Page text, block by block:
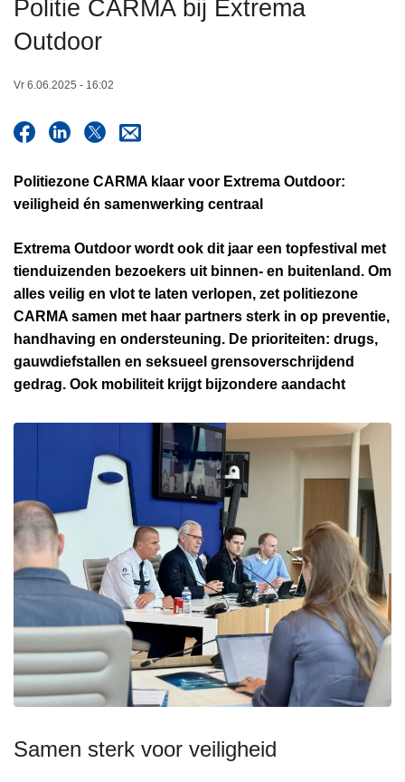
Politie CARMA bij Extrema
Outdoor
Vr 6.06.2025 - 16:02
Politiezone CARMA klaar voor Extrema Outdoor:
veiligheid én samenwerking centraal
Extrema Outdoor wordt ook dit jaar een topfestival met
tienduizenden bezoekers uit binnen- en buitenland. Om
alles veilig en vlot te laten verlopen, zet politiezone
CARMA samen met haar partners sterk in op preventie,
handhaving en ondersteuning. De prioriteiten: drugs,
gauwdiefstallen en seksueel grensoverschrijdend
gedrag. Ook mobiliteit krijgt bijzondere aandacht
Samen sterk voor veiligheid